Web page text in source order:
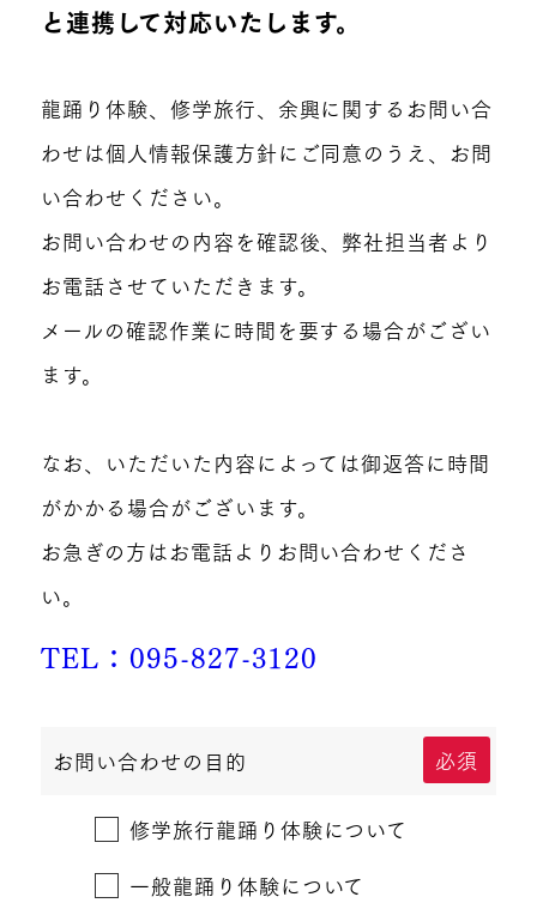
と連携して対応いたします。
龍踊り体験、修学旅行、余興に関するお問い合
わせは個人情報保護方針にご同意のうえ、お問
い合わせください。
お問い合わせの内容を確認後、弊社担当者より
お電話させていただきます。
メールの確認作業に時間を要する場合がござい
ます。
なお、いただいた内容によっては御返答に時間
がかかる場合がございます。
お急ぎの方はお電話よりお問い合わせくださ
い。
TEL：095-827-3120
お問い合わせの目的 必須
修学旅行龍踊り体験について
一般龍踊り体験について